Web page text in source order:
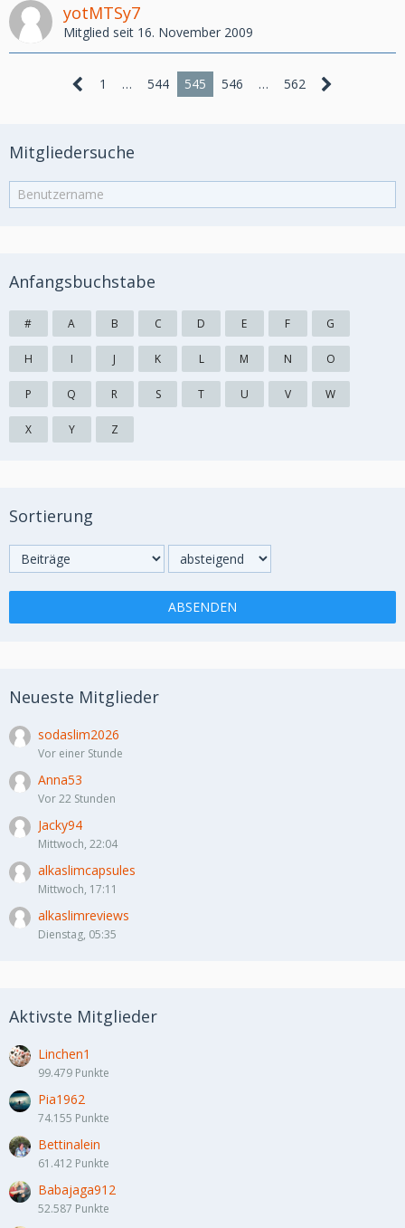
yotMTSy7
Mitglied seit 16. November 2009
1 … 544 545 546 … 562
Mitgliedersuche
Anfangsbuchstabe
# A B C D E F G
H I J K L M N O
P Q R S T U V W
X Y Z
Sortierung
Neueste Mitglieder
sodaslim2026
Vor einer Stunde
Anna53
Vor 22 Stunden
Jacky94
Mittwoch, 22:04
alkaslimcapsules
Mittwoch, 17:11
alkaslimreviews
Dienstag, 05:35
Aktivste Mitglieder
Linchen1
99.479 Punkte
Pia1962
74.155 Punkte
Bettinalein
61.412 Punkte
Babajaga912
52.587 Punkte